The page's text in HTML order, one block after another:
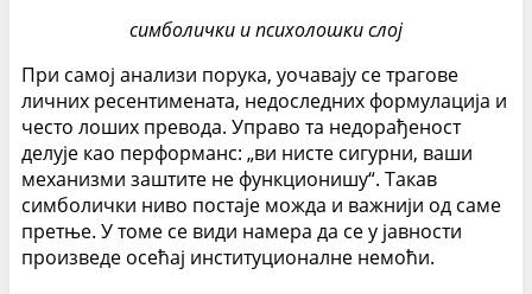
симболички и психолошки слој
При самој анализи порука, уочавају се трагове
личних ресентимената, недоследних формулација и
често лоших превода. Управо та недорађеност
делује као перформанс: „ви нисте сигурни, ваши
механизми заштите не функционишу“. Такав
симболички ниво постаје можда и важнији од саме
претње. У томе се види намера да се у јавности
произведе осећај институционалне немоћи.